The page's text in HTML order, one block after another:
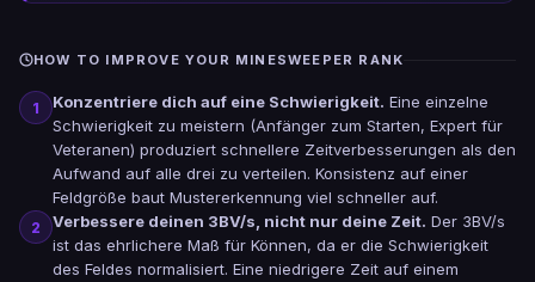
HOW TO IMPROVE YOUR MINESWEEPER RANK
1 Konzentriere dich auf eine Schwierigkeit. Eine einzelne
Schwierigkeit zu meistern (Anfänger zum Starten, Expert für
Veteranen) produziert schnellere Zeitverbesserungen als den
Aufwand auf alle drei zu verteilen. Konsistenz auf einer
Feldgröße baut Mustererkennung viel schneller auf.
2 Verbessere deinen 3BV/s, nicht nur deine Zeit. Der 3BV/s
ist das ehrlichere Maß für Können, da er die Schwierigkeit
des Feldes normalisiert. Eine niedrigere Zeit auf einem